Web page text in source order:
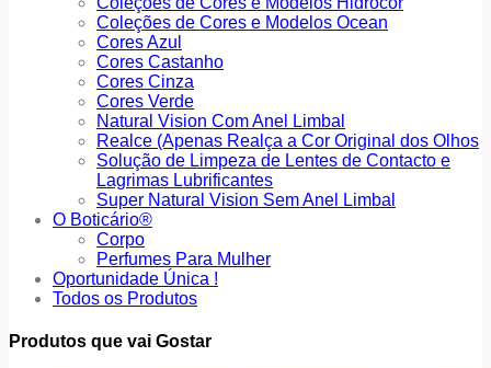
Coleções de Cores e Modelos Ocean
Cores Azul
Cores Castanho
Cores Cinza
Cores Verde
Natural Vision Com Anel Limbal
Realce (Apenas Realça a Cor Original dos Olhos
Solução de Limpeza de Lentes de Contacto e
Lagrimas Lubrificantes
Super Natural Vision Sem Anel Limbal
O Boticário®
Corpo
Perfumes Para Mulher
Oportunidade Única !
Todos os Produtos
Produtos que vai Gostar